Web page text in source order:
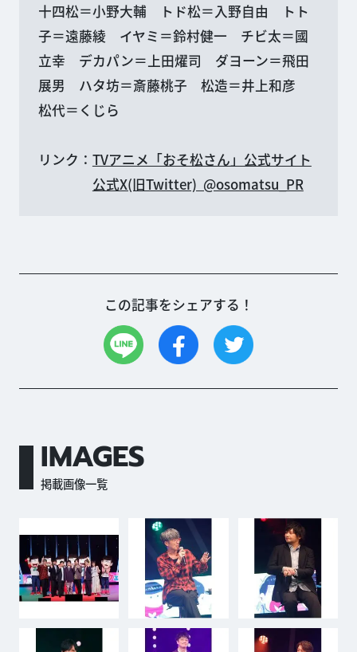
十四松＝小野大輔 トド松＝入野自由 トト
子＝遠藤綾 イヤミ＝鈴村健一 チビ太＝國
立幸 デカパン＝上田燿司 ダヨーン＝飛田
展男 ハタ坊＝斎藤桃子 松造＝井上和彦
松代＝くじら
リンク： TVアニメ「おそ松さん」公式サイト
公式X(旧Twitter) @osomatsu_PR
この記事をシェアする！
IMAGES
掲載画像一覧